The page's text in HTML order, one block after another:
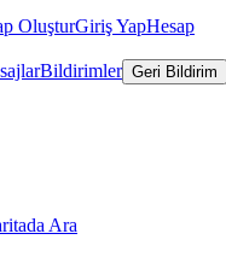
OluşturGiriş YapHesap
Bildirimler Geri Bildirim
Ara